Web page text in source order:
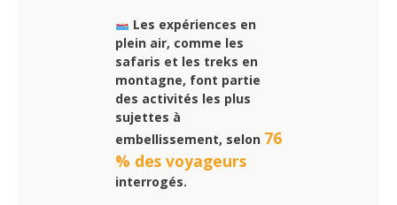
Les expériences en
plein air, comme les
safaris et les treks en
montagne, font partie
des activités les plus
sujettes à
embellissement, selon 76
% des voyageurs
interrogés.